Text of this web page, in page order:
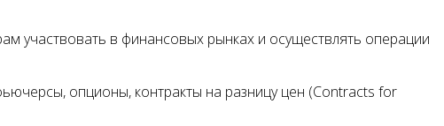
участвовать в финансовых рынках и осуществлять операции
опционы, контракты на разницу цен (Contracts for